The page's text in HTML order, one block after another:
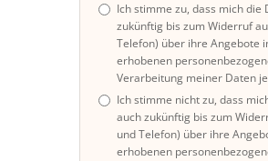
Ich stimme zu, dass mich
zukünftig bis zum Widerruf
Telefon) über ihre Angebote
erhobenen
Verarbeitung meiner Daten
Ich stimme nicht zu, dass
auch zukünftig bis zum
und Telefon) über ihre
erhobenen